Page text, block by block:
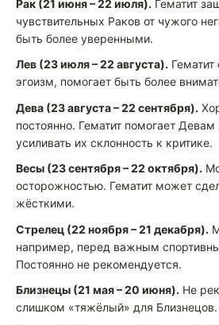
Рак (21 июня – 22 июля). Гематит
чувствительных Раков от чужого
быть более уверенными.
Лев (23 июля – 22 августа).
эгоизм, помогает быть более
Дева (23 августа – 22 сентября).
постоянно. Гематит помогает
усиливать их склонность к критике.
Весы (23 сентября – 22 октября).
осторожностью. Гематит может
жёсткими.
Стрелец (22 ноября – 21 декабря).
например, перед важным
Постоянно не рекомендуется.
Близнецы (21 мая – 20 июня). Не
слишком «тяжёлый» для Близнецов.